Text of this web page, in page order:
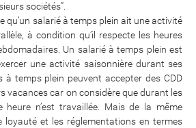
sociétés”.
qu’un salarié à temps plein ait une activité
à condition qu’il respecte les heures
Un salarié à temps plein est
une activité saisonnière durant ses
à temps plein peuvent accepter des CDD
vacances car on considère que durant les
heure n’est travaillée. Mais de la même
loyauté et les réglementations en termes